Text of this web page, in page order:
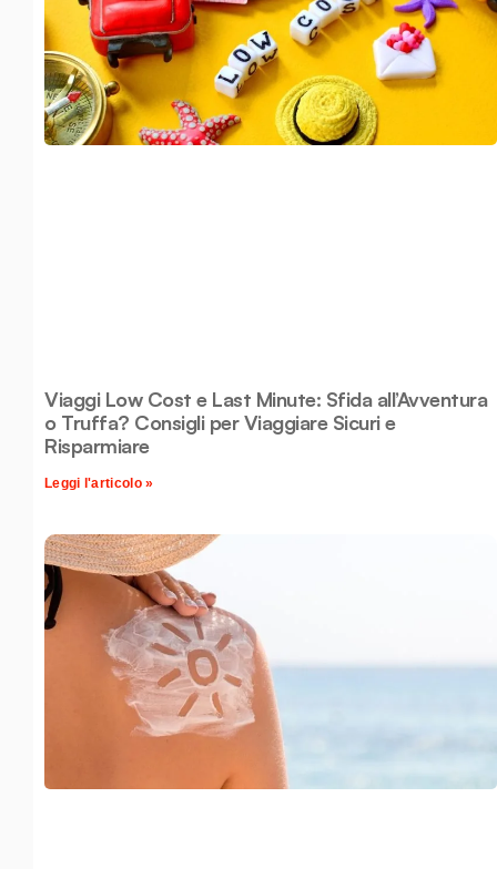
Viaggi Low Cost e Last Minute: Sfida all’Avventura
o Truffa? Consigli per Viaggiare Sicuri e
Risparmiare
Leggi l'articolo »